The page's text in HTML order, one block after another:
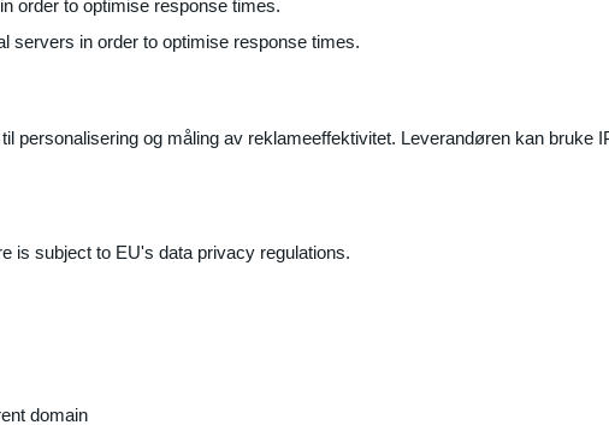
order to optimise response times.
servers in order to optimise response times.
personalisering og måling av reklameeffektivitet. Leverandøren kan bruke
is subject to EU's data privacy regulations.
domain